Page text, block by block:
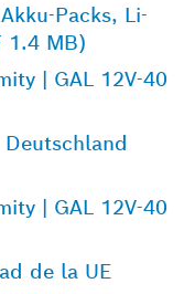
Packs, Li-
1.4 MB)
| GAL 12V-40
| GAL 12V-40
de la UE